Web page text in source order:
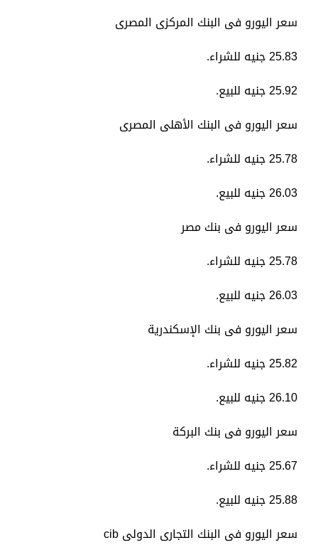
سعر اليورو فى البنك المركزى المصرى
25.83 جنيه للشراء.
25.92 جنيه للبيع.
سعر اليورو فى البنك الأهلى المصرى
25.78 جنيه للشراء.
26.03 جنيه للبيع.
سعر اليورو فى بنك مصر
25.78 جنيه للشراء.
26.03 جنيه للبيع.
سعر اليورو فى بنك الإسكندرية
25.82 جنيه للشراء.
26.10 جنيه للبيع.
سعر اليورو فى بنك البركة
25.67 جنيه للشراء.
25.88 جنيه للبيع.
سعر اليورو فى البنك التجارى الدولى cib